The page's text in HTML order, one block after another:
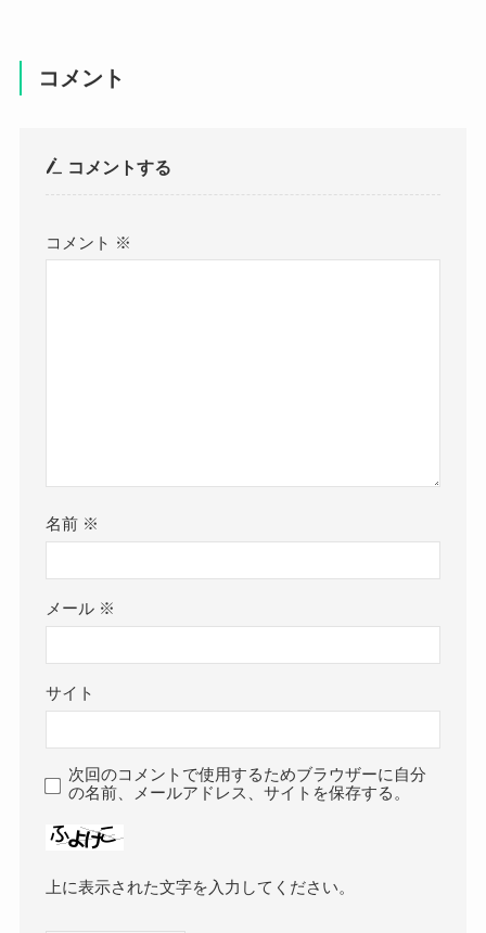
コメント
コメントする
コメント ※
名前 ※
メール ※
サイト
次回のコメントで使用するためブラウザーに自分
の名前、メールアドレス、サイトを保存する。
上に表示された文字を入力してください。